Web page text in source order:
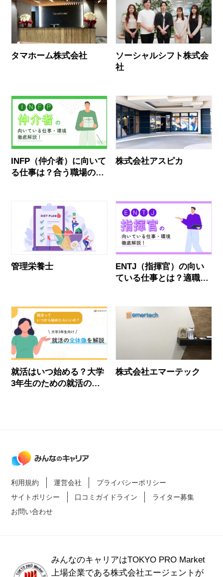
タマホーム株式会社
ソーシャルシフト株式会
社
INFP（仲介者）に向いて
る仕事は？合う職場の見
株式会社アスピカ
管理栄養士
ENTJ（指揮官）の向い
ている仕事とは？適職・
就活はいつ始める？大学
3年生のための就活の全
株式会社エマーテック
利用規約 運営会社
プライバシーポリシー
サイトポリシー
口コミガイドライン
ライター募集
お問い合わせ
みんなのキャリアはTOKYO PRO Market
上場企業である株式会社エージェントが